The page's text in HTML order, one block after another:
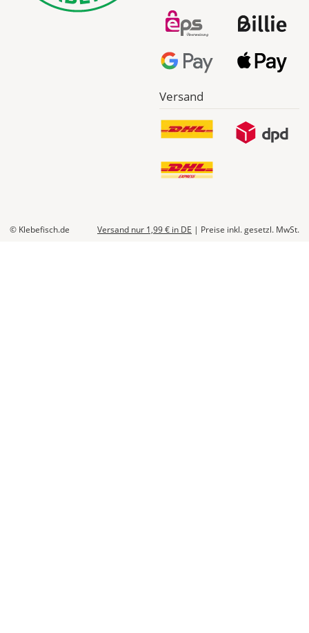
Bestellwert:
Versand
© Klebefisch.de Versand nur 1,99 € in DE | Preise inkl. gesetzl. MwSt.